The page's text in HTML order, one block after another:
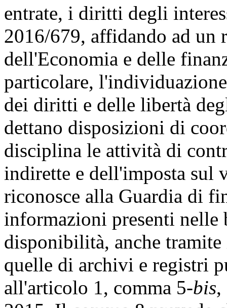
entrate, i diritti degli
2016/679, affidando ad un
dell'Economia e delle
particolare,
dei diritti e delle libertà
dettano disposizioni di
disciplina le attività di
indirette e dell'imposta sul
riconosce alla Guardia di
informazioni presenti nelle
disponibilità, anche
quelle di archivi e registri
all'articolo 1, comma 5-bis,